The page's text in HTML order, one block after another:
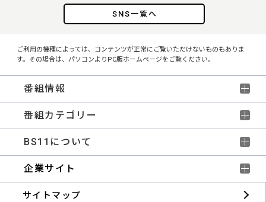
SNS一覧へ
ご利用の機種によっては、コンテンツが正常にご覧いただけないものもありま
す。その場合は、パソコンよりPC版ホームページをご覧ください。
番組情報
番組カテゴリー
BS11について
企業サイト
サイトマップ